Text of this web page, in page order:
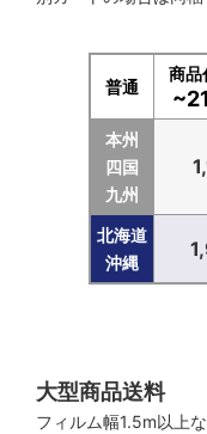
普通
商品
本州
四国
九州
北海道
沖縄
大型商品送料
フィルム幅1.5m以上